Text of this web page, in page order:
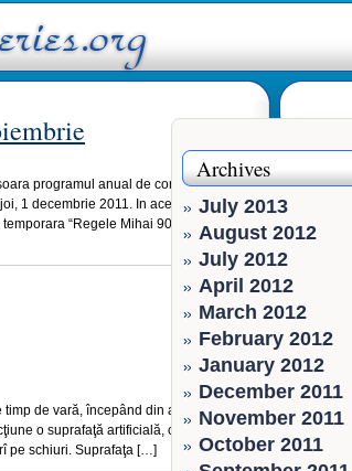
programul anual de conservare
1 decembrie 2011. In aceasta
“Regele Mihai 90 de ani”) si
de vară, începând din acest week-
o suprafaţă artificială, cu o lungime
pe schiuri. Suprafaţa […]
Archives
July 2013
August 2012
July 2012
April 2012
March 2012
February 2012
January 2012
December 2011
November 2011
October 2011